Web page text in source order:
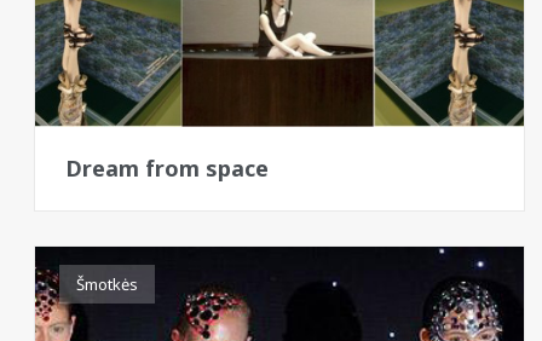
Dream from space
Šmotkės